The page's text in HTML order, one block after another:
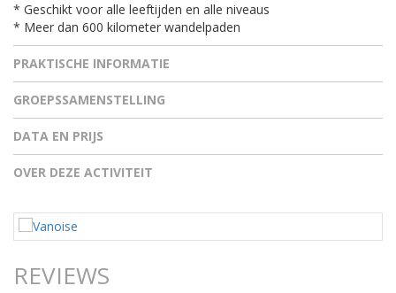
* Geschikt voor alle leeftijden en alle niveaus
* Meer dan 600 kilometer wandelpaden
PRAKTISCHE INFORMATIE
GROEPSSAMENSTELLING
DATA EN PRIJS
OVER DEZE ACTIVITEIT
REVIEWS